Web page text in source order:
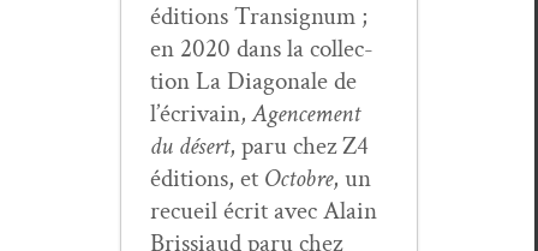
édi­tions Tran­signum ;
en 2020 dans la col­lec­
tion La Diag­o­nale de
l’écrivain,Agence­ment
du désert, paru chez Z4
édi­tions, et Octo­bre, un
recueil écrit avec Alain
Bris­si­aud paru chez